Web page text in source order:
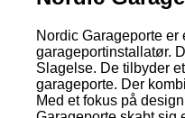
Nordic Garageporte er
garageportinstallatør.
Slagelse. De tilbyder
garageporte. Der
Med et fokus på